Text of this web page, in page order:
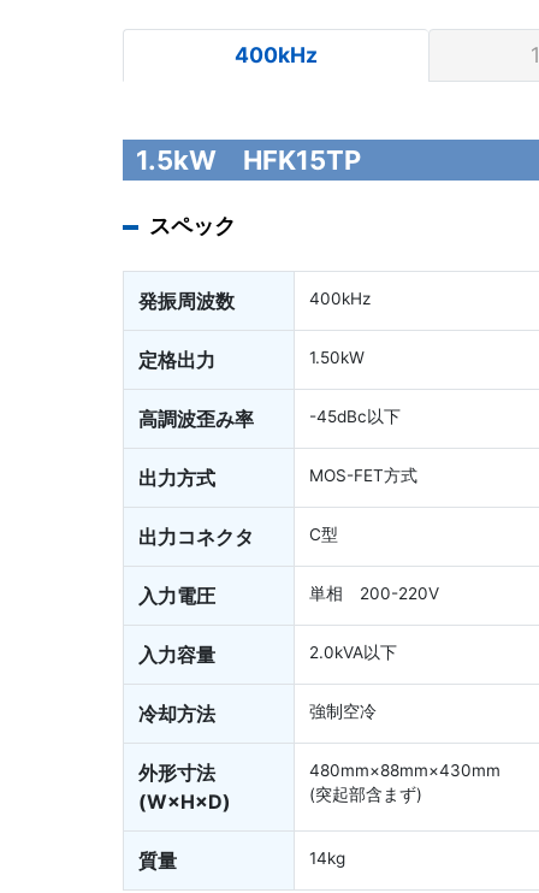
400kHz
1.5kW HFK15TP
スペック
発振周波数 400kHz
定格出力 1.50kW
高調波歪み率 -45dBc以下
出力方式 MOS-FET方式
出力コネクタ C型
入力電圧 単相 200-220V
入力容量 2.0kVA以下
冷却方法 強制空冷
外形寸法
(W×H×D)
480mm×88mm×430mm
(突起部含まず)
質量 14kg